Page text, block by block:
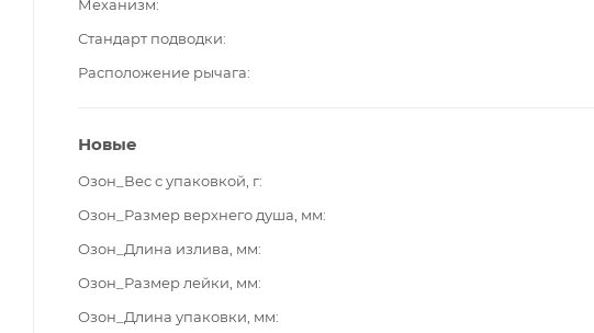
Механизм
Стандарт подводки
Расположение рычага
Новые
Озон_Вес с упаковкой, г
Озон_Размер верхнего душа, мм
Озон_Длина излива, мм
Озон_Размер лейки, мм
Озон_Длина упаковки, мм